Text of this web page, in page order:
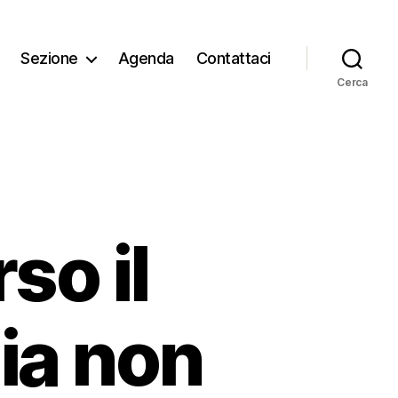
Sezione Agenda Contattaci
Cerca
il
non